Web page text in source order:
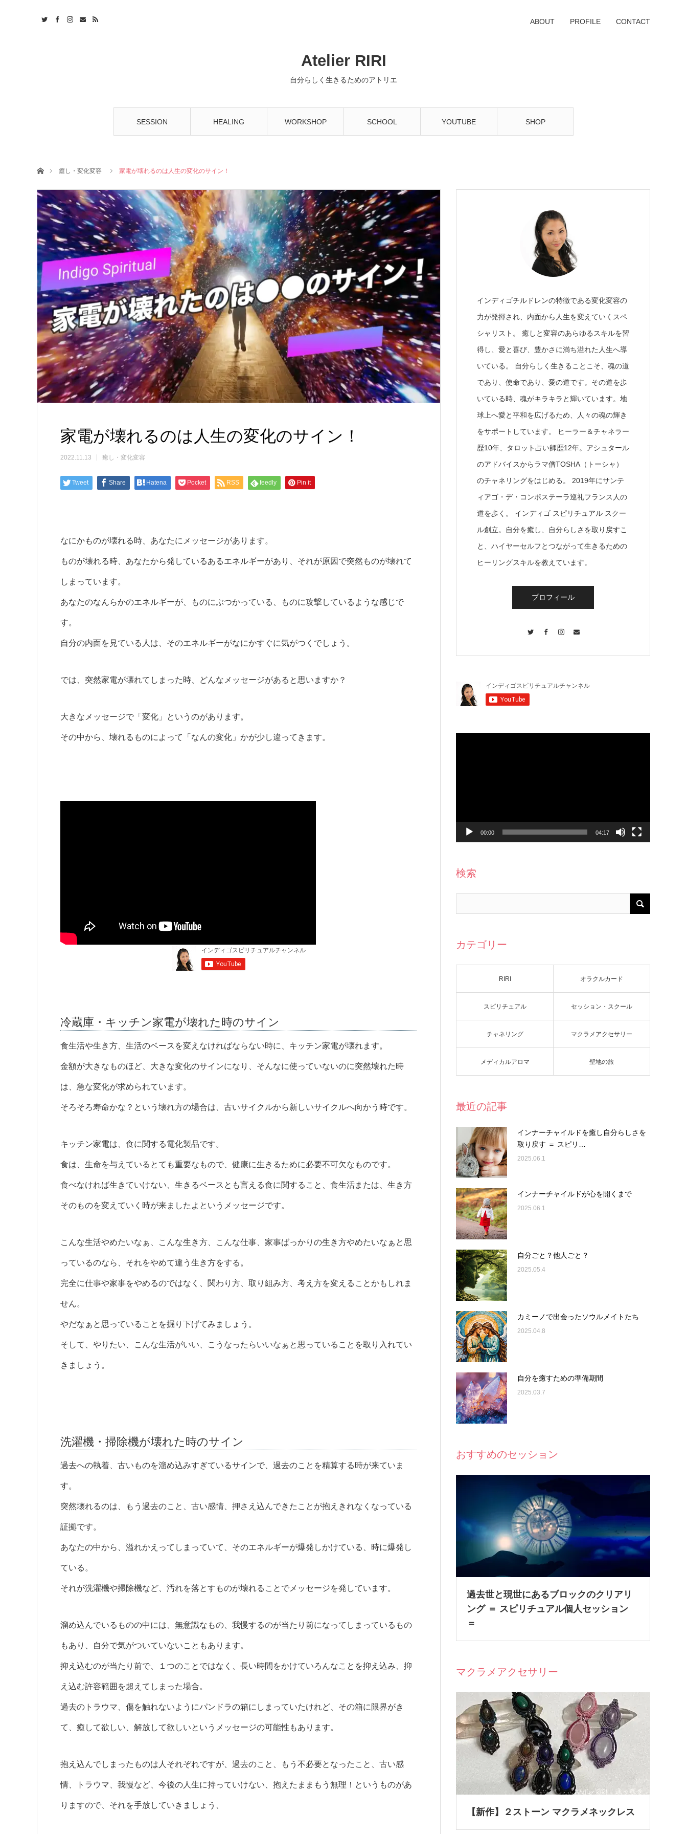
Atelier RIRI
自分らしく生きるためのアトリエ
SESSION HEALING WORKSHOP SCHOOL YOUTUBE SHOP
ABOUT PROFILE CONTACT
ホーム癒し・変化変容 家電が壊れるのは人生の変化のサイン！
家電が壊れるのは人生の変化のサイン！
2022.11.13 癒し・変化変容
Tweet Share Hatena Pocket RSS feedly Pin it
なにかものが壊れる時、あなたにメッセージがあります。
ものが壊れる時、あなたから発しているあるエネルギーがあり、それが原因で突然ものが壊れて
しまっています。
あなたのなんらかのエネルギーが、ものにぶつかっている、ものに攻撃しているような感じで
す。
自分の内面を見ている人は、そのエネルギーがなにかすぐに気がつくでしょう。
では、突然家電が壊れてしまった時、どんなメッセージがあると思いますか？
大きなメッセージで「変化」というのがあります。
その中から、壊れるものによって「なんの変化」かが少し違ってきます。
冷蔵庫・キッチン家電が壊れた時のサイン
食生活や生き方、生活のベースを変えなければならない時に、キッチン家電が壊れます。
金額が大きなものほど、大きな変化のサインになり、そんなに使っていないのに突然壊れた時
は、急な変化が求められています。
そろそろ寿命かな？という壊れ方の場合は、古いサイクルから新しいサイクルへ向かう時です。
キッチン家電は、食に関する電化製品です。
食は、生命を与えているとても重要なもので、健康に生きるために必要不可欠なものです。
食べなければ生きていけない、生きるベースとも言える食に関すること、食生活または、生き方
そのものを変えていく時が来ましたよというメッセージです。
こんな生活やめたいなぁ、こんな生き方、こんな仕事、家事ばっかりの生き方やめたいなぁと思
っているのなら、それをやめて違う生き方をする。
完全に仕事や家事をやめるのではなく、関わり方、取り組み方、考え方を変えることかもしれま
せん。
やだなぁと思っていることを掘り下げてみましょう。
そして、やりたい、こんな生活がいい、こうなったらいいなぁと思っていることを取り入れてい
きましょう。
洗濯機・掃除機が壊れた時のサイン
過去への執着、古いものを溜め込みすぎているサインで、過去のことを精算する時が来ていま
す。
突然壊れるのは、もう過去のこと、古い感情、押さえ込んできたことが抱えきれなくなっている
証拠です。
あなたの中から、溢れかえってしまっていて、そのエネルギーが爆発しかけている、時に爆発し
ている。
それが洗濯機や掃除機など、汚れを落とすものが壊れることでメッセージを発しています。
溜め込んでいるものの中には、無意識なもの、我慢するのが当たり前になってしまっているもの
もあり、自分で気がついていないこともあります。
抑え込むのが当たり前で、１つのことではなく、長い時間をかけていろんなことを抑え込み、抑
え込む許容範囲を超えてしまった場合。
過去のトラウマ、傷を触れないようにパンドラの箱にしまっていたけれど、その箱に限界がき
て、癒して欲しい、解放して欲しいというメッセージの可能性もあります。
抱え込んでしまったものは人それぞれですが、過去のこと、もう不必要となったこと、古い感
情、トラウマ、我慢など、今後の人生に持っていけない、抱えたままもう無理！というものがあ
りますので、それを手放していきましょう、
インディゴチルドレンの特徴である変化変容の
力が発揮され、内面から人生を変えていくスペ
シャリスト。 癒しと変容のあらゆるスキルを習
得し、愛と喜び、豊かさに満ち溢れた人生へ導
いている。 自分らしく生きることこそ、魂の道
であり、使命であり、愛の道です。その道を歩
いている時、魂がキラキラと輝いています。地
球上へ愛と平和を広げるため、人々の魂の輝き
をサポートしています。 ヒーラー＆チャネラー
歴10年、タロット占い師歴12年。アシュタール
のアドバイスからラマ僧TOSHA（トーシャ）
のチャネリングをはじめる。 2019年にサンテ
ィアゴ・デ・コンポステーラ巡礼フランス人の
道を歩く。 インディゴ スピリチュアル スクー
ル創立。自分を癒し、自分らしさを取り戻すこ
と、ハイヤーセルフとつながって生きるための
ヒーリングスキルを教えています。
プロフィール
00:00 04:17
検索
カテゴリー
RIRI オラクルカード
スピリチュアル セッション・スクール
チャネリング マクラメアクセサリー
メディカルアロマ 聖地の旅
最近の記事
インナーチャイルドを癒し自分らしさを
取り戻す ＝ スピリ…
2025.06.1
インナーチャイルドが心を開くまで
2025.06.1
自分ごと？他人ごと？
2025.05.4
カミーノで出会ったソウルメイトたち
2025.04.8
自分を癒すための準備期間
2025.03.7
おすすめのセッション
過去世と現世にあるブロックのクリアリ
ング ＝ スピリチュアル個人セッション
＝
マクラメアクセサリー
【新作】２ストーン マクラメネックレス